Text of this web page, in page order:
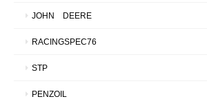
JOHN DEERE
RACINGSPEC76
STP
PENZOIL